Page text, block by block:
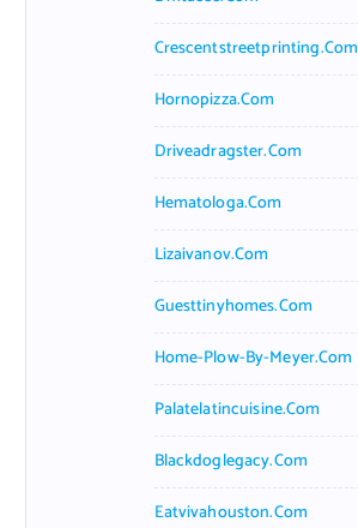
Crescentstreetprinting.com
Hornopizza.com
Driveadragster.com
Hematologa.com
Lizaivanov.com
Guesttinyhomes.com
Home-Plow-By-Meyer.com
Palatelatincuisine.com
Blackdoglegacy.com
Eatvivahouston.com